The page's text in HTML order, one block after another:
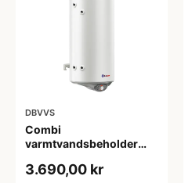
DBVVS
Combi
varmtvandsbeholder
spiral
3.690,00 kr